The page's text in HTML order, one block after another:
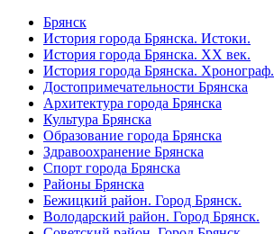
Брянск
История города Брянска. Истоки.
История города Брянска. XX век.
История города Брянска. Хронограф.
Достопримечательности Брянска
Архитектура города Брянска
Культура Брянска
Образование города Брянска
Здравоохранение Брянска
Спорт города Брянска
Районы Брянска
Бежицкий район. Город Брянск.
Володарский район. Город Брянск.